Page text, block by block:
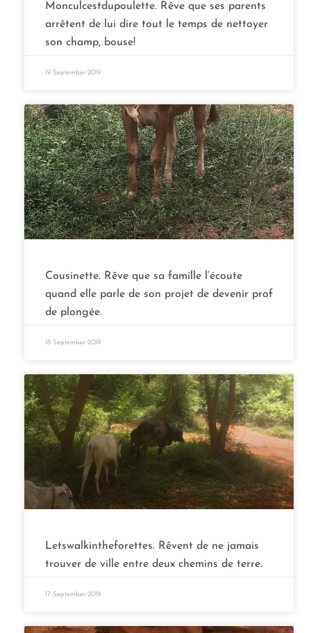
Monculcestdupoulette. Rêve que ses parents
arrêtent de lui dire tout le temps de nettoyer
son champ, bouse!
19 September 2019
Cousinette. Rêve que sa famille l’écoute
quand elle parle de son projet de devenir prof
de plongée.
18 September 2019
Letswalkintheforettes. Rêvent de ne jamais
trouver de ville entre deux chemins de terre.
17 September 2019